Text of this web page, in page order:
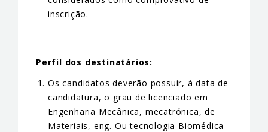
inscrição.
Perfil dos destinatários:
Os candidatos deverão possuir, à data de
candidatura, o grau de licenciado em
Engenharia Mecânica, mecatrónica, de
Materiais, eng. Ou tecnologia Biomédica